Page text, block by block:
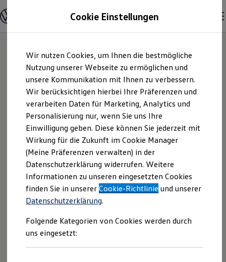
Hauptinhalt
springen
Footer
springen
Modelle & Konfigurator
Nutzfahrzeugkategorien entdecken
Modelle konfigurieren
Vorgängermodelle und Oldtimer
Vorgängermodelle
Oldtimer
Bulli Historie
Branchenlösungen & Gewerbekunden
Umbaulösungen und Hersteller finden
Auf- und Umbauten entdecken & konfigurieren
Groß- und Sonderkunden
Großkunden
Kommunen & Behörden
Journalisten
Sportvereine
Branchenlösungen
Bau & Handwerk
Gewerbliche Personenbeförderung
Service & mobile Werkstätten
Kurier, Logistik & Handel
Kühlfahrzeuge
Feuerwehr
ONE Business ID Vorteile
AMSC Stocker
GmbH | Impressum
& Rechtliches
Hier finden Sie Informationen über die
AMSC Stocker GmbH als
verantwortliche Anbieterin von Inhalten
und Angeboten, die auf dieser Webseite
speziell aufgeführt sind.
Cookie Einstellungen
Wir nutzen Cookies, um Ihnen die bestmögliche
Nutzung unserer Webseite zu ermöglichen und
unsere Kommunikation mit Ihnen zu verbessern.
Wir berücksichtigen hierbei Ihre Präferenzen und
verarbeiten Daten für Marketing, Analytics und
Personalisierung nur, wenn Sie uns Ihre
Einwilligung geben. Diese können Sie jederzeit mit
Wirkung für die Zukunft im Cookie Manager
(Meine Präferenzen verwalten) in der
Datenschutzerklärung widerrufen. Weitere
Informationen zu unseren eingesetzten Cookies
finden Sie in unsererCookie-Richtlinie und unserer
Datenschutzerklärung.
Folgende Kategorien von Cookies werden durch
uns eingesetzt: